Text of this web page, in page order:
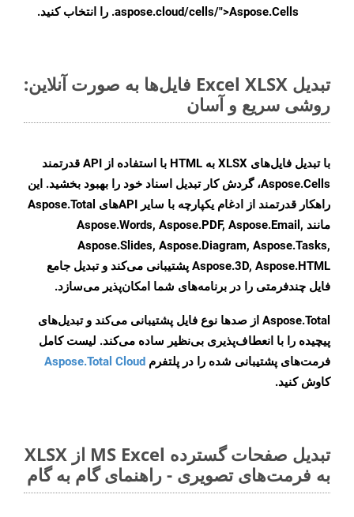
.aspose.cloud/cells/">Aspose.Cells را انتخاب کنید.
تبدیل Excel XLSX فایل‌ها به صورت آنلاین:
روشی سریع و آسان
با تبدیل فایل‌های XLSX به HTML با استفاده از API قدرتمند
Aspose.Cells، گردش کار تبدیل اسناد خود را بهبود بخشید. این
راهکار قدرتمند از ادغام یکپارچه با سایر APIهای Aspose.Total
مانند Aspose.Words, Aspose.PDF, Aspose.Email,
Aspose.Slides, Aspose.Diagram, Aspose.Tasks,
Aspose.3D, Aspose.HTML پشتیبانی می‌کند و تبدیل جامع
فایل چندفرمتی را در برنامه‌های شما امکان‌پذیر می‌سازد.
Aspose.Total از صدها نوع فایل پشتیبانی می‌کند و تبدیل‌های
پیچیده را با انعطاف‌پذیری بی‌نظیر ساده می‌کند. لیست کامل
فرمت‌های پشتیبانی شده را در پلتفرم Aspose.Total Cloud
کاوش کنید.
تبدیل صفحات گسترده MS Excel از XLSX
به فرمت‌های تصویری - راهنمای گام به گام